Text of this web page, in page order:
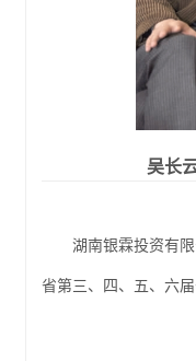
吴长
湖南银霖投资有限
省第三、四、五、六